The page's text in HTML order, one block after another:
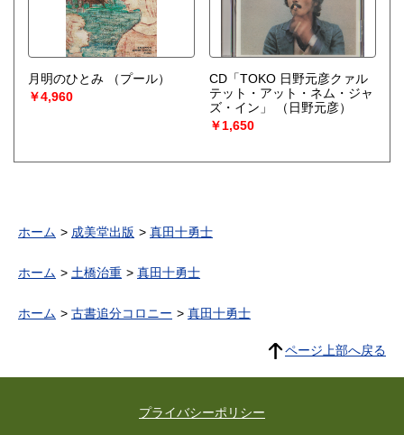
月明のひとみ
（プール）
￥4,960
CD「TOKO 日野元彦クァル
テット・アット・ネム・ジャ
ズ・イン」
（日野元彦）
￥1,650
ホーム 成美堂出版 真田十勇士
ホーム 土橋治重 真田十勇士
ホーム 古書追分コロニー 真田十勇士
ページ上部へ戻る
プライバシーポリシー